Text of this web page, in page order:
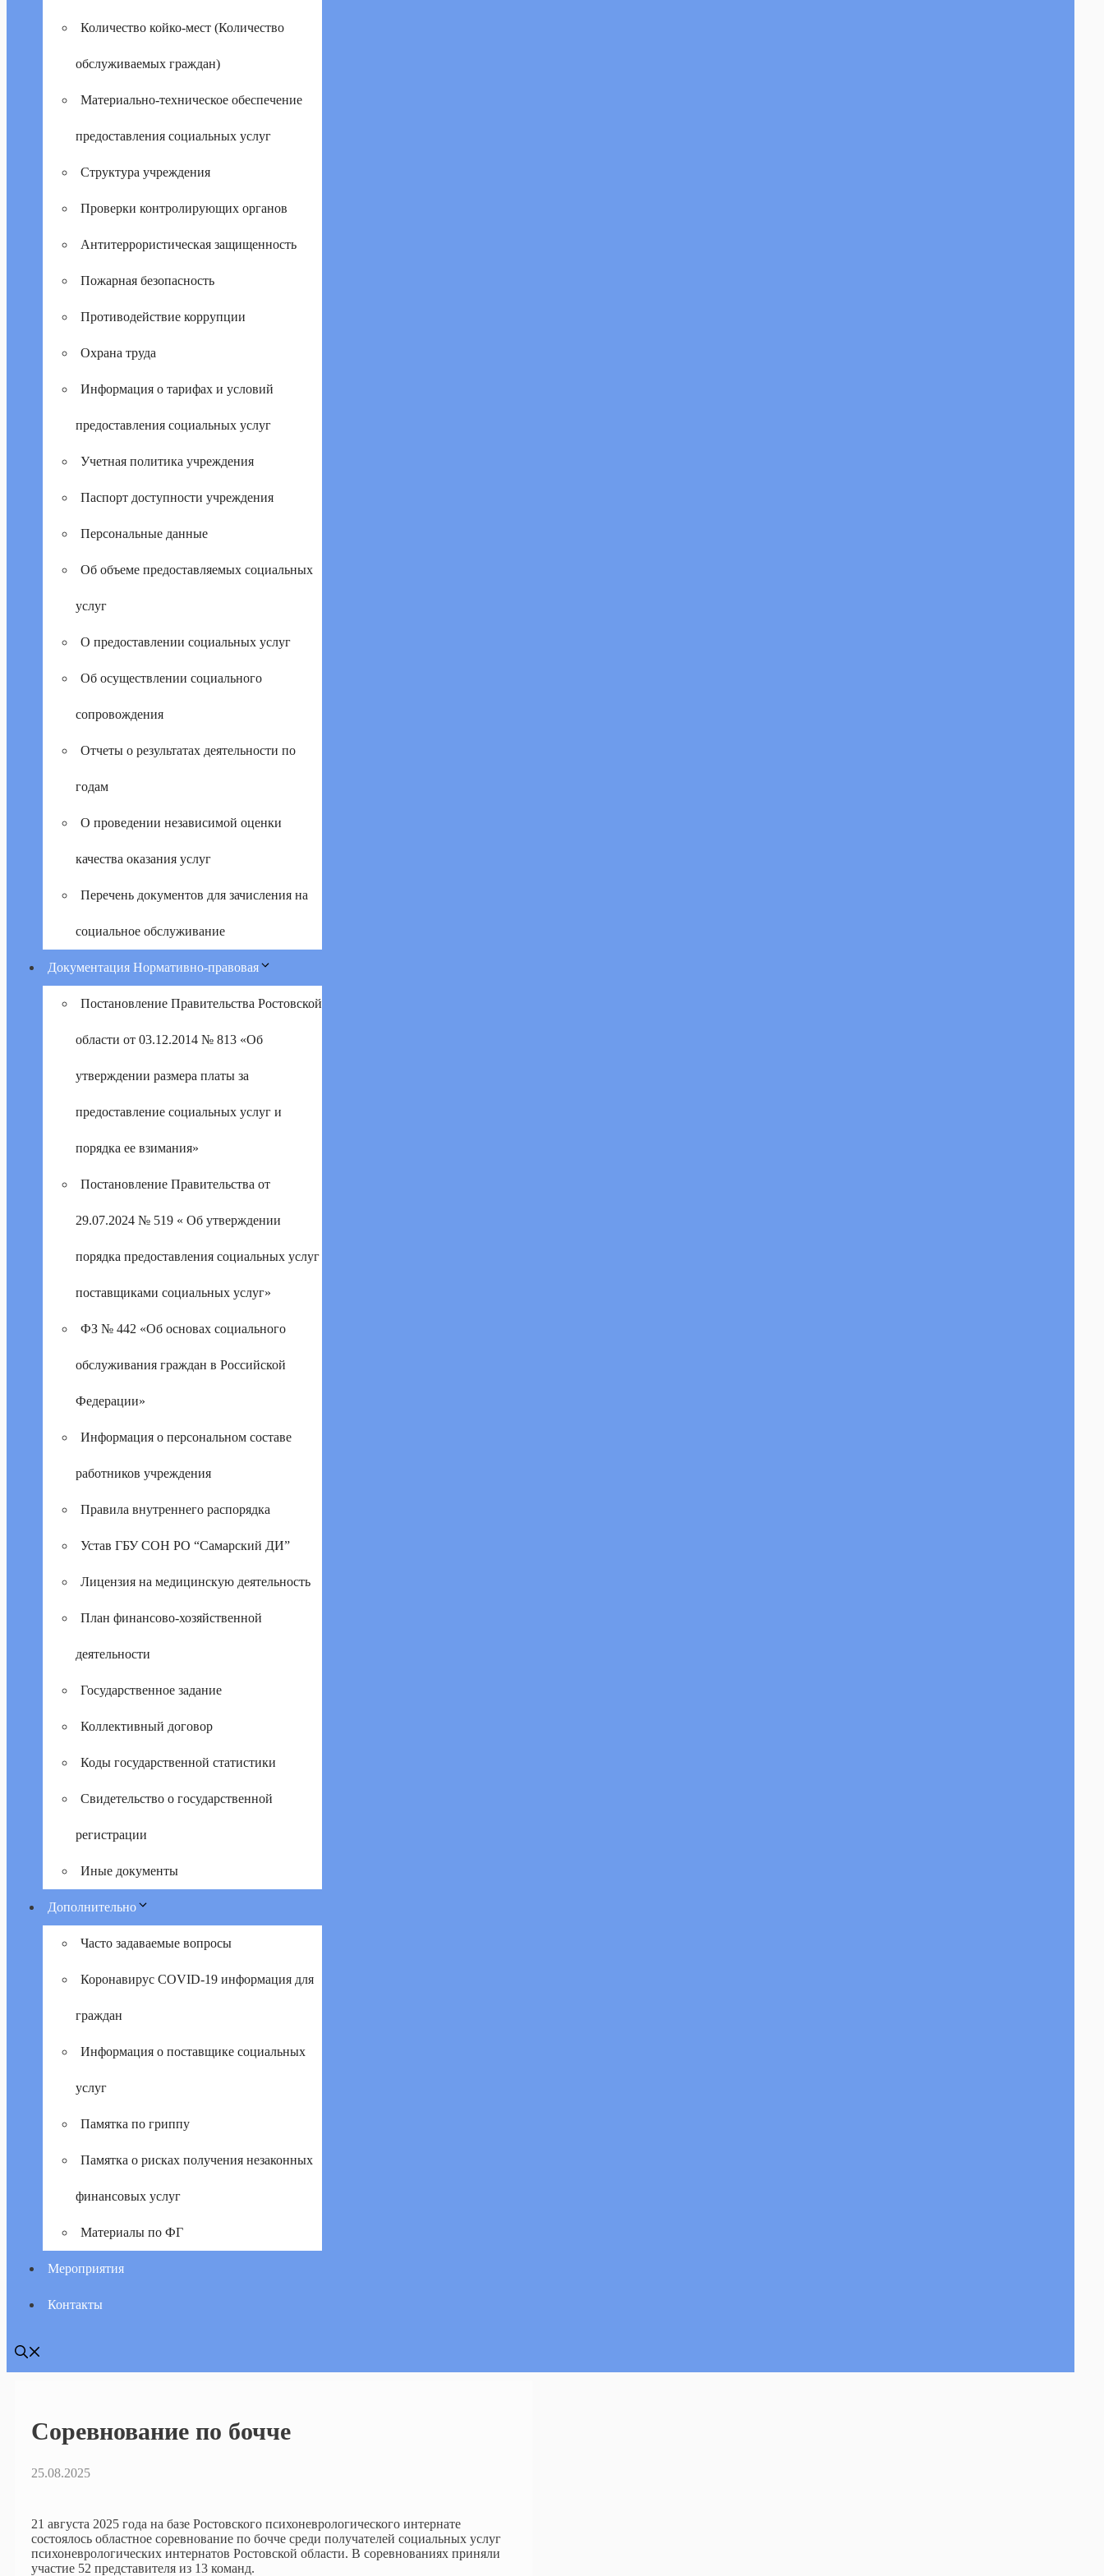
Количество койко-мест (Количество
обслуживаемых граждан)
Материально-техническое обеспечение
предоставления социальных услуг
Структура учреждения
Проверки контролирующих органов
Антитеррористическая защищенность
Пожарная безопасность
Противодействие коррупции
Охрана труда
Информация о тарифах и условий
предоставления социальных услуг
Учетная политика учреждения
Паспорт доступности учреждения
Персональные данные
Об объеме предоставляемых социальных
услуг
О предоставлении социальных услуг
Об осуществлении социального
сопровождения
Отчеты о результатах деятельности по
годам
О проведении независимой оценки
качества оказания услуг
Перечень документов для зачисления на
социальное обслуживание
Документация Нормативно-правовая
Постановление Правительства Ростовской
области от 03.12.2014 № 813 «Об
утверждении размера платы за
предоставление социальных услуг и
порядка ее взимания»
Постановление Правительства от
29.07.2024 № 519 « Об утверждении
порядка предоставления социальных услуг
поставщиками социальных услуг»
ФЗ № 442 «Об основах социального
обслуживания граждан в Российской
Федерации»
Информация о персональном составе
работников учреждения
Правила внутреннего распорядка
Устав ГБУ СОН РО “Самарский ДИ”
Лицензия на медицинскую деятельность
План финансово-хозяйственной
деятельности
Государственное задание
Коллективный договор
Коды государственной статистики
Свидетельство о государственной
регистрации
Иные документы
Дополнительно
Часто задаваемые вопросы
Коронавирус COVID-19 информация для
граждан
Информация о поставщике социальных
услуг
Памятка по гриппу
Памятка о рисках получения незаконных
финансовых услуг
Материалы по ФГ
Мероприятия
Контакты
Cоревнование по бочче
25.08.2025
21 августа 2025 года на базе Ростовского психоневрологического интернате
состоялось областное соревнование по бочче среди получателей социальных услуг
психоневрологических интернатов Ростовской области. В соревнованиях приняли
участие 52 представителя из 13 команд.